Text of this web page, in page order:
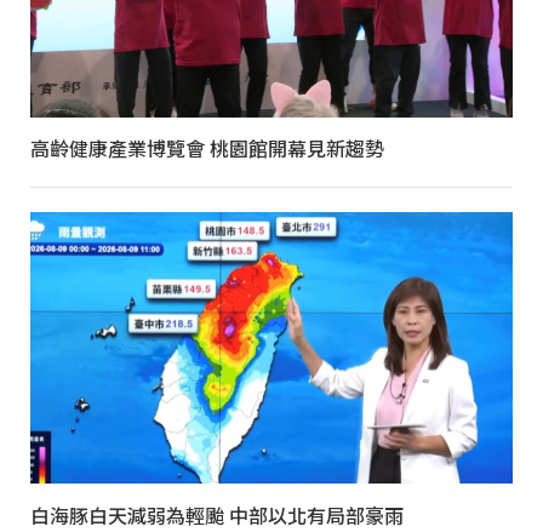
高齡健康產業博覽會 桃園館開幕見新趨勢
白海豚白天減弱為輕颱 中部以北有局部豪雨